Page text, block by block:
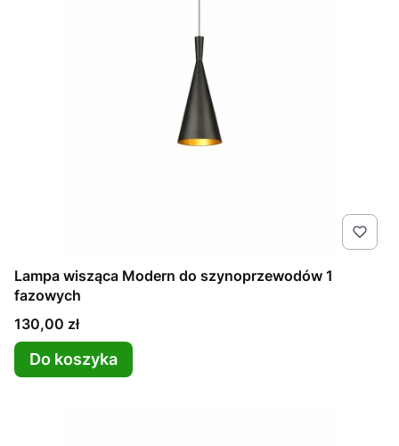
Lampa wisząca Modern do szynoprzewodów 1
fazowych
Cena
130,00 zł
Do koszyka